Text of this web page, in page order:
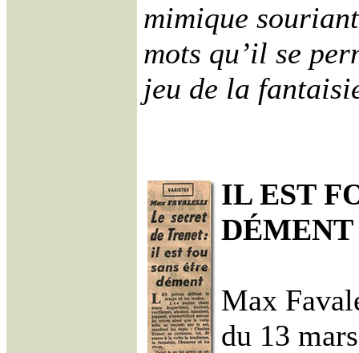
mimique
mots qu’il se
jeu de la
IL EST
DÉMENT
Max
du 13